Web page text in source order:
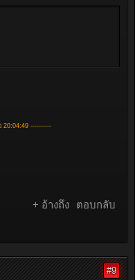
20:04:49 ----------
+ อ้างถึง ตอบกลับ
#9